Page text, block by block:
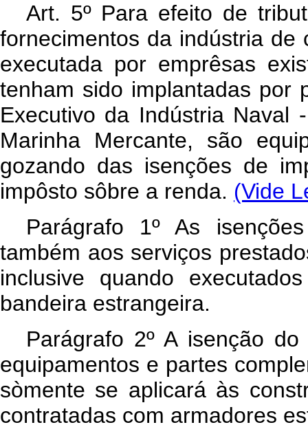
Art. 5º Para efeito de
fornecimentos da indústria de
executada por emprêsas
tenham sido implantadas por
Executivo da Indústria Naval
Marinha Mercante, são
gozando das isenções de
impôsto sôbre a renda. (Vide
Parágrafo 1º As
também aos serviços
inclusive quando
bandeira estrangeira.
Parágrafo 2º A isenção
equipamentos e partes
sòmente se aplicará às
contratadas com armadores